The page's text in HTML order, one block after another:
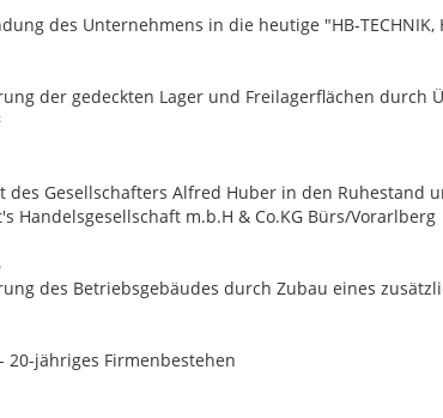
des Unternehmens in die heutige "HB-TECHNIK,
der gedeckten Lager und Freilagerflächen
des Gesellschafters Alfred Huber in den Ruhestand
Handelsgesellschaft m.b.H & Co.KG Bürs/Vorarlberg
des Betriebsgebäudes durch Zubau eines
20-jähriges Firmenbestehen